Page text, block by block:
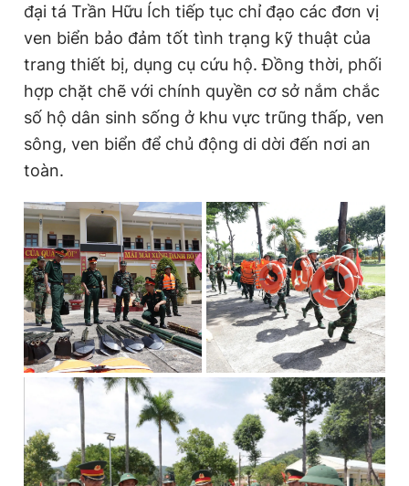
đại tá Trần Hữu Ích tiếp tục chỉ đạo các đơn vị
ven biển bảo đảm tốt tình trạng kỹ thuật của
trang thiết bị, dụng cụ cứu hộ. Đồng thời, phối
hợp chặt chẽ với chính quyền cơ sở nắm chắc
số hộ dân sinh sống ở khu vực trũng thấp, ven
sông, ven biển để chủ động di dời đến nơi an
toàn.